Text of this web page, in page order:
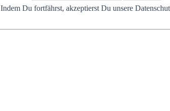
Indem Du fortfährst, akzeptierst Du unsere